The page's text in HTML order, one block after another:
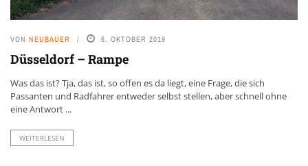
VON NEUBAUER 6. OKTOBER 2019
Düsseldorf – Rampe
Was das ist? Tja, das ist, so offen es da liegt, eine Frage, die sich
Passanten und Radfahrer entweder selbst stellen, aber schnell ohne
eine Antwort ...
WEITERLESEN